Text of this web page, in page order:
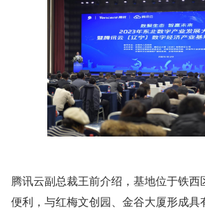
腾讯云副总裁王前介绍，基地位于铁西
便利，与红梅文创园、金谷大厦形成